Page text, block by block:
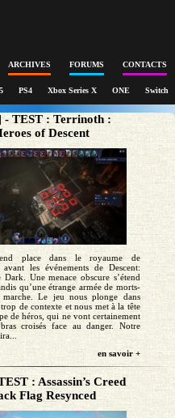
ARCHIVES FORUMS CONTACTS
PS4 Xbox Series X ONE Switch
- TEST : Terrinoth :
of Descent
place dans le royaume de
les événements de Descent:
Une menace obscure s’étend
qu’une étrange armée de morts-
Le jeu nous plonge dans
trop de contexte et nous met à la tête
de héros, qui ne vont certainement
croisés face au danger. Notre
en savoir +
: Assassin’s Creed
Flag Resynced